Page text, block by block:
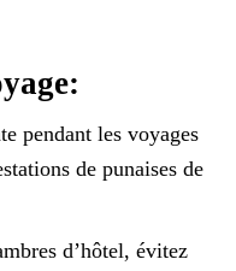
pendant les voyages
de punaises de
d’hôtel, évitez